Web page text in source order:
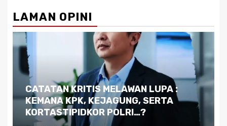
LAMAN OPINI
Dilema Kaltim di Tengah Krisis:
Kutukan Sumber Daya Alam dan
Pemimpin yang Tak Kreatif